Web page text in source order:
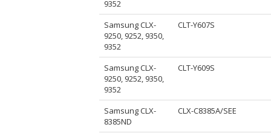
9352
Samsung CLX-
9250, 9252, 9350,
9352
CLT-Y607S
Samsung CLX-
9250, 9252, 9350,
9352
CLT-Y609S
Samsung CLX-
8385ND
CLX-C8385A/SEE